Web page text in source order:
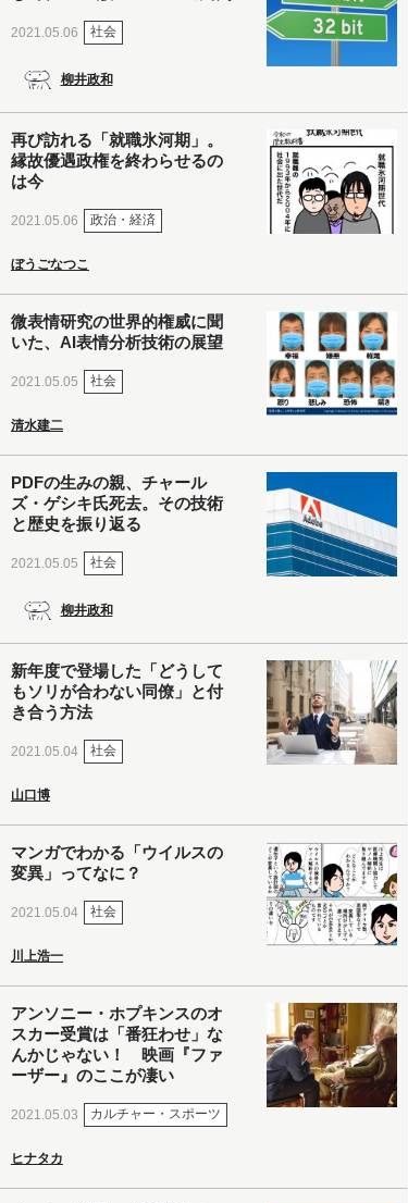
2021.05.06 社会
柳井政和
再び訪れる「就職氷河期」。
縁故優遇政権を終わらせるの
は今
2021.05.06 政治・経済
ぼうごなつこ
微表情研究の世界的権威に聞
いた、AI表情分析技術の展望
2021.05.05 社会
清水建二
PDFの生みの親、チャール
ズ・ゲシキ氏死去。その技術
と歴史を振り返る
2021.05.05 社会
柳井政和
新年度で登場した「どうして
もソリが合わない同僚」と付
き合う方法
2021.05.04 社会
山口博
マンガでわかる「ウイルスの
変異」ってなに？
2021.05.04 社会
川上浩一
アンソニー・ホプキンスのオ
スカー受賞は「番狂わせ」な
んかじゃない！ 映画『ファ
ーザー』のここが凄い
2021.05.03 カルチャー・スポーツ
ヒナタカ